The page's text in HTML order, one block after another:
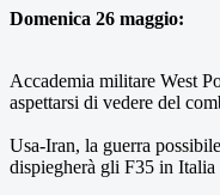
Domenica 26 maggio:
Accademia militare West
aspettarsi di vedere del
Usa-Iran, la guerra
dispiegherà gli F35 in Italia